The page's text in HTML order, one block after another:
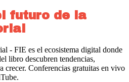
futuro de la
- FIE es el ecosistema digital donde
libro descubren tendencias,
crecer. Conferencias gratuitas en vivo